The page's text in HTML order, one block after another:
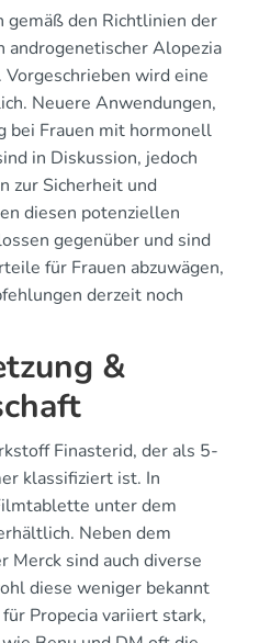
gemäß den Richtlinien der
androgenetischer Alopezia
wird eine
Neuere Anwendungen,
bei Frauen mit hormonell
in Diskussion, jedoch
zur Sicherheit und
diesen potenziellen
gegenüber und sind
für Frauen abzuwägen,
derzeit noch
&
Finasterid, der als 5-
klassifiziert ist. In
unter dem
Neben dem
sind auch diverse
diese weniger bekannt
Propecia variiert stark,